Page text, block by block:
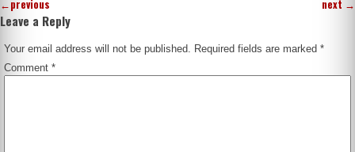
←previous next →
Leave a Reply
Your email address will not be published. Required fields are marked*
Comment*